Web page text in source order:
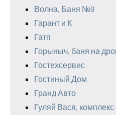
Волна, Баня №9
Гарант и К
Гатп
Горыныч, баня на
Гостехсервис
Гостиный Дом
Гранд Авто
Гуляй Вася, комплекс